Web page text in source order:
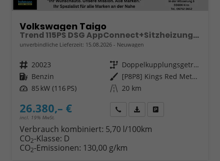
Volkswagen Taigo
Trend 115PS DSG AppConnect+Sitzheizung+PDC+Alu16+LED+DAB+FrontAssist
unverbindliche Lieferzeit: 15.08.2026 Neuwagen
Fahrzeugnr. 20023 Getriebe
Doppelkupplungsgetriebe (DSG)
Kraftstoff Benzin Außenfarbe
[P8P8] Kings Red Metallic
Leistung 85 kW (116 PS) Kilometerstand 20 km
26.380,– €
incl. 19% MwSt.
Wir rufen Sie anFahrzeugexposé (PDF)
Verbrauch kombiniert: 5,70 l/100km
CO2-Klasse: D
CO2-Emissionen: 130,00 g/km